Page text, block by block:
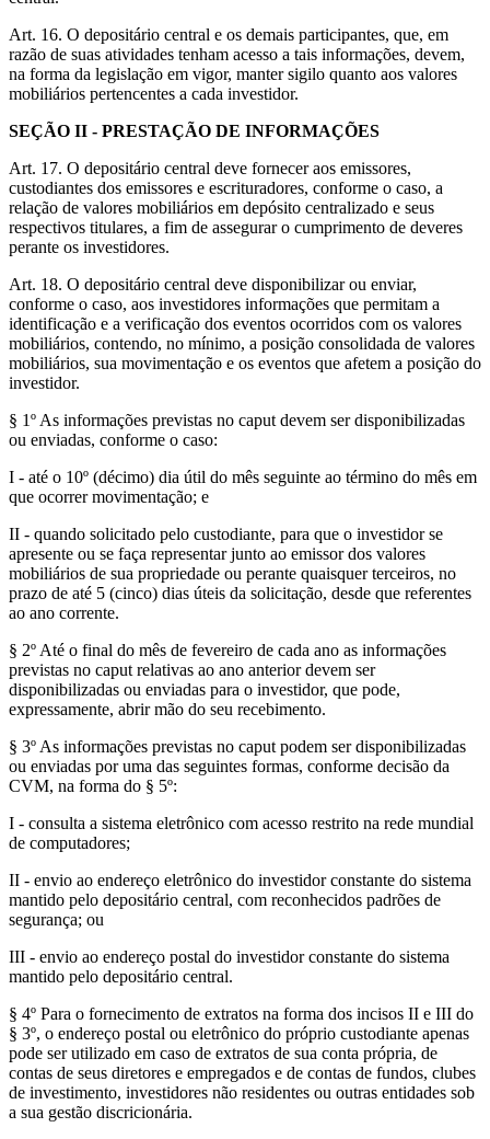
Art. 16. O depositário central e os demais participantes, que, em
razão de suas atividades tenham acesso a tais informações, devem,
na forma da legislação em vigor, manter sigilo quanto aos valores
mobiliários pertencentes a cada investidor.
SEÇÃO II - PRESTAÇÃO DE INFORMAÇÕES
Art. 17. O depositário central deve fornecer aos emissores,
custodiantes dos emissores e escrituradores, conforme o caso, a
relação de valores mobiliários em depósito centralizado e seus
respectivos titulares, a fim de assegurar o cumprimento de deveres
perante os investidores.
Art. 18. O depositário central deve disponibilizar ou enviar,
conforme o caso, aos investidores informações que permitam a
identificação e a verificação dos eventos ocorridos com os valores
mobiliários, contendo, no mínimo, a posição consolidada de valores
mobiliários, sua movimentação e os eventos que afetem a posição do
investidor.
§ 1º As informações previstas no caput devem ser disponibilizadas
ou enviadas, conforme o caso:
I - até o 10º (décimo) dia útil do mês seguinte ao término do mês em
que ocorrer movimentação; e
II - quando solicitado pelo custodiante, para que o investidor se
apresente ou se faça representar junto ao emissor dos valores
mobiliários de sua propriedade ou perante quaisquer terceiros, no
prazo de até 5 (cinco) dias úteis da solicitação, desde que referentes
ao ano corrente.
§ 2º Até o final do mês de fevereiro de cada ano as informações
previstas no caput relativas ao ano anterior devem ser
disponibilizadas ou enviadas para o investidor, que pode,
expressamente, abrir mão do seu recebimento.
§ 3º As informações previstas no caput podem ser disponibilizadas
ou enviadas por uma das seguintes formas, conforme decisão da
CVM, na forma do § 5º:
I - consulta a sistema eletrônico com acesso restrito na rede mundial
de computadores;
II - envio ao endereço eletrônico do investidor constante do sistema
mantido pelo depositário central, com reconhecidos padrões de
segurança; ou
III - envio ao endereço postal do investidor constante do sistema
mantido pelo depositário central.
§ 4º Para o fornecimento de extratos na forma dos incisos II e III do
§ 3º, o endereço postal ou eletrônico do próprio custodiante apenas
pode ser utilizado em caso de extratos de sua conta própria, de
contas de seus diretores e empregados e de contas de fundos, clubes
de investimento, investidores não residentes ou outras entidades sob
a sua gestão discricionária.